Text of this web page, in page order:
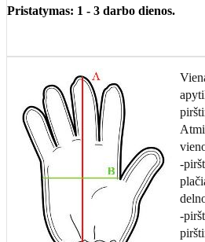
Pristatymas: 1 - 3 darbo dienos.
-
-